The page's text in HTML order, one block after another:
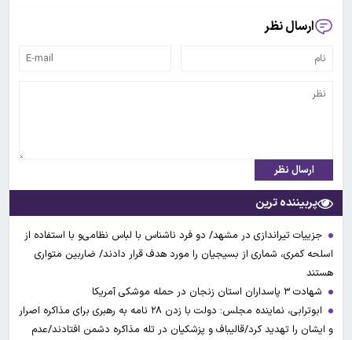
ارسال نظر
ارسال نظر
پربیننده ترین
جزییات تیراندازی در مشهد/ دو فرد ناشناس با لباس نظامی‌و با استفاده از
اسلحه کمری، شماری از بسیجیان را مورد هدف قرار دادند/ ضاربین متواری
هستند
شهادت ۳ ‌پاسداران استان زنجان در حمله موشکی آمریکا
ابوترابی، نماینده مجلس: دولت با زدن ۲۸ نامه به رهبری برای مذاکره اصرار
و ایشان را تهدید کرد/قالیباف و پزشکیان در تله مذاکره دشمن افتادند/عدم